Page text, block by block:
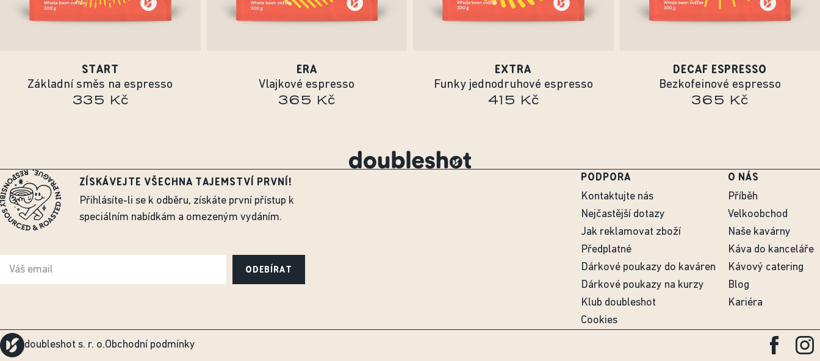
START
Základní směs na espresso
335 Kč
ERA
Vlajkové espresso
365 Kč
EXTRA
Funky jednodruhové espresso
415 Kč
DECAF ESPRESSO
Bezkofeinové espresso
365 Kč
ZÍSKÁVEJTE VŠECHNA TAJEMSTVÍ PRVNÍ!
Přihlásíte-li se k odběru, získáte první přístup k
speciálním nabídkám a omezeným vydáním.
ODEBÍRAT
PODPORA
Kontaktujte nás
Nejčastější dotazy
Jak reklamovat zboží
Předplatné
Dárkové poukazy do kaváren
Dárkové poukazy na kurzy
Klub doubleshot
Cookies
O NÁS
Příběh
Velkoobchod
Naše kavárny
Káva do kanceláře
Kávový catering
Blog
Kariéra
doubleshot s. r. o.Obchodní podmínky